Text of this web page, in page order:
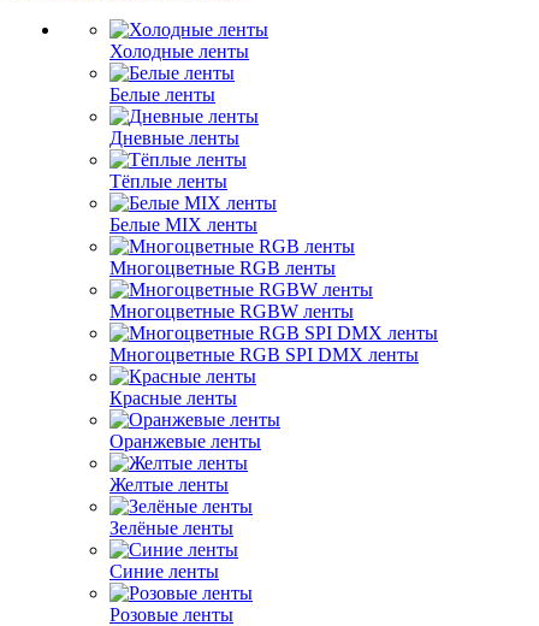
Холодные ленты
Белые ленты
Дневные ленты
Тёплые ленты
Белые MIX ленты
Многоцветные RGB ленты
Многоцветные RGBW ленты
Многоцветные RGB SPI DMX ленты
Красные ленты
Оранжевые ленты
Желтые ленты
Зелёные ленты
Синие ленты
Розовые ленты